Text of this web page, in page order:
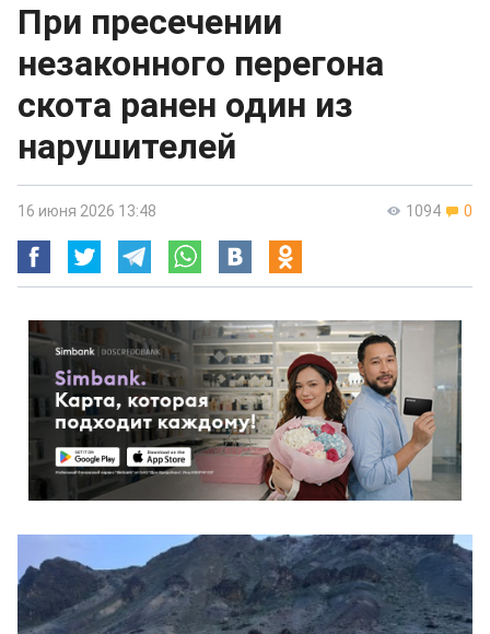
При пресечении
незаконного перегона
скота ранен один из
нарушителей
1094 0
16 июня 2026 13:48